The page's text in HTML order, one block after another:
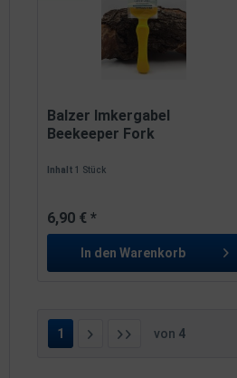
Balzer Imkergabel
Beekeeper Fork
Inhalt1 Stück
6,90 € *
In den Warenkorb
1 von 4